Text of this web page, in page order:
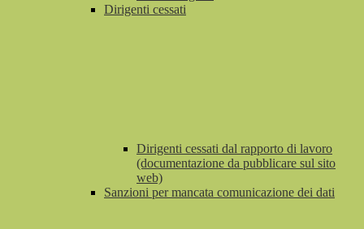
Dirigenti cessati
Dirigenti cessati dal rapporto di lavoro
(documentazione da pubblicare sul sito
web)
Sanzioni per mancata comunicazione dei dati